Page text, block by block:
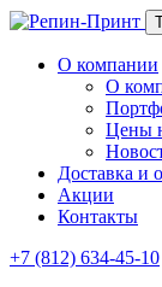
О компании
О
Цены
Доставка и
Акции
Контакты
+7 (812) 634-45-10